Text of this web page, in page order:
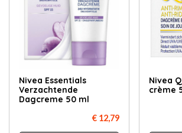
Nivea Essentials
Verzachtende
Dagcreme 50 ml
€ 12,79
Ni­vea
crè­me